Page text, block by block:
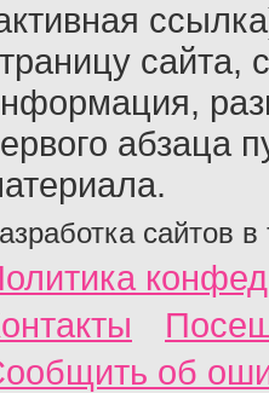
сайта,
абзаца
сайтов в
об